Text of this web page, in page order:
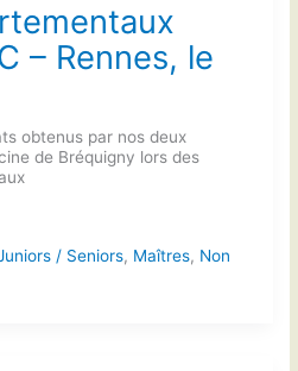
– Rennes, le
obtenus par nos deux
de Bréquigny lors des
/ Seniors, Maîtres, Non